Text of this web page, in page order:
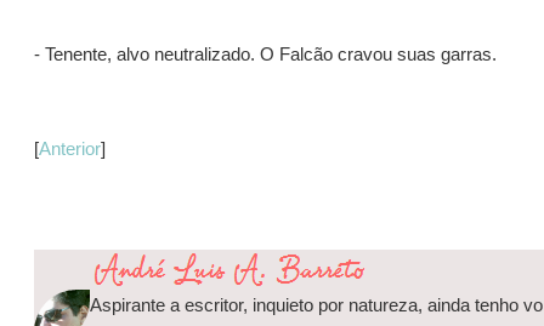
- Tenente, alvo neutralizado. O Falcão cravou suas garras.
[Anterior]
Aspirante a escritor, inquieto por natureza, ainda tenho